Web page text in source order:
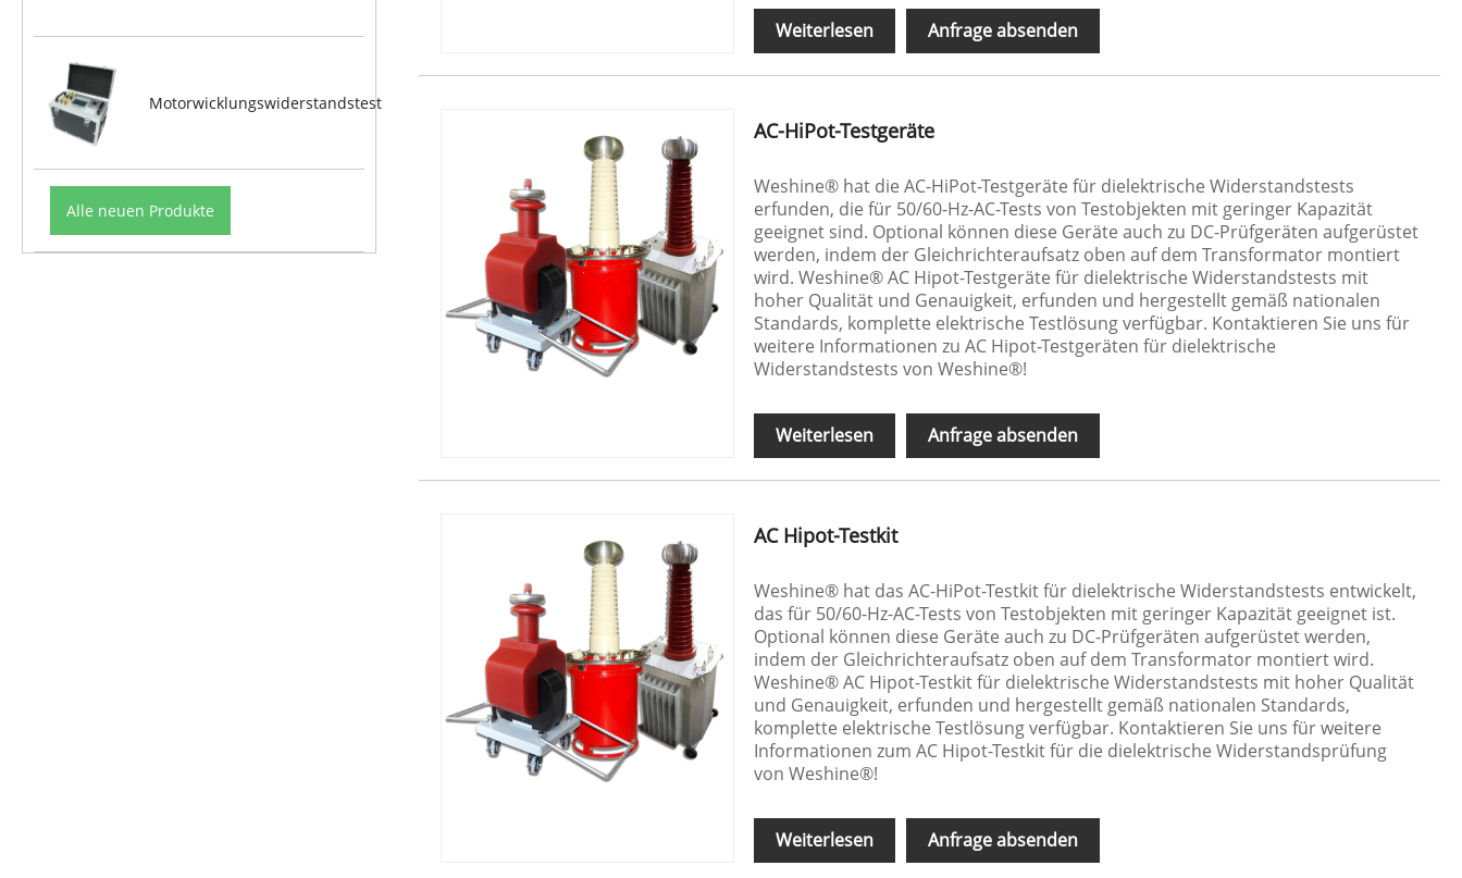
Motorwicklungswiderstandstest
Alle neuen Produkte
Weiterlesen Anfrage absenden
AC-HiPot-Testgeräte
Weshine® hat die AC-HiPot-Testgeräte für dielektrische Widerstandstests
erfunden, die für 50/60-Hz-AC-Tests von Testobjekten mit geringer Kapazität
geeignet sind. Optional können diese Geräte auch zu DC-Prüfgeräten aufgerüstet
werden, indem der Gleichrichteraufsatz oben auf dem Transformator montiert
wird. Weshine® AC Hipot-Testgeräte für dielektrische Widerstandstests mit
hoher Qualität und Genauigkeit, erfunden und hergestellt gemäß nationalen
Standards, komplette elektrische Testlösung verfügbar. Kontaktieren Sie uns für
weitere Informationen zu AC Hipot-Testgeräten für dielektrische
Widerstandstests von Weshine®!
Weiterlesen Anfrage absenden
AC Hipot-Testkit
Weshine® hat das AC-HiPot-Testkit für dielektrische Widerstandstests entwickelt,
das für 50/60-Hz-AC-Tests von Testobjekten mit geringer Kapazität geeignet ist.
Optional können diese Geräte auch zu DC-Prüfgeräten aufgerüstet werden,
indem der Gleichrichteraufsatz oben auf dem Transformator montiert wird.
Weshine® AC Hipot-Testkit für dielektrische Widerstandstests mit hoher Qualität
und Genauigkeit, erfunden und hergestellt gemäß nationalen Standards,
komplette elektrische Testlösung verfügbar. Kontaktieren Sie uns für weitere
Informationen zum AC Hipot-Testkit für die dielektrische Widerstandsprüfung
von Weshine®!
Weiterlesen Anfrage absenden